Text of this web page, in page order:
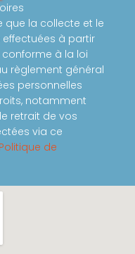
que la collecte et le
à partir
à la loi
règlement général
personnelles
notamment
retrait de vos
via ce
Politique de